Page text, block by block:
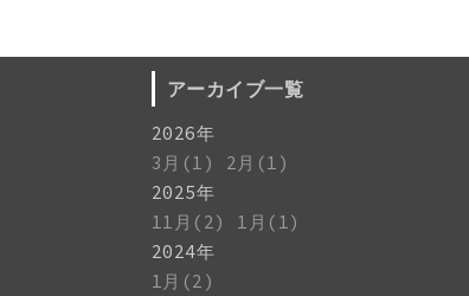
アーカイブ一覧
2026年
3月(1)
2月(1)
2025年
11月(2)
1月(1)
2024年
1月(2)